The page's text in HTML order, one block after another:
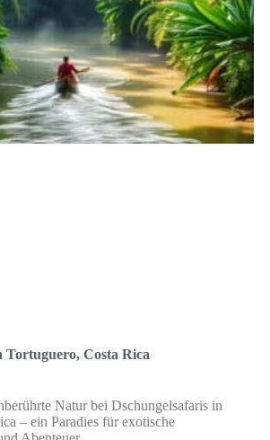
Tortuguero, Costa Rica
Natur bei Dschungelsafaris in
– ein Paradies für exotische